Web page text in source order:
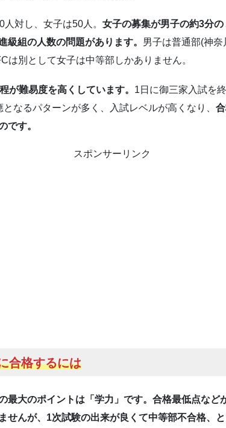
対し、女子は50人。 女子の募集が男子の約3分
級組の人数の問題があります。 男子は普通部(神
は別として女子は中等部しかありません。
が難易度を高くしています。 1日に御三家入試を
なるパターンが多く、入試レベルが高くなり、
です。
スポンサーリンク
合格するには
最大のポイントは「学力」です。合格最低点など
せんが、1次試験の出来が良くて中等部不合格、